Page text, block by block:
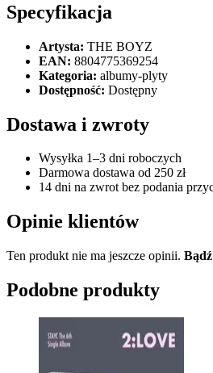
Specyfikacja
Artysta: THE BOYZ
EAN: 8804775369254
Kategoria: albumy-plyty
Dostępność: Dostępny
Dostawa i zwroty
Wysyłka 1–3 dni roboczych
Darmowa dostawa od 250 zł
14 dni na zwrot bez podania
Opinie klientów
Ten produkt nie ma jeszcze opinii.
Podobne produkty